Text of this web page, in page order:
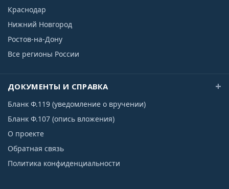
Краснодар
Нижний Новгород
Ростов-на-Дону
Все регионы России
ДОКУМЕНТЫ И СПРАВКА
Бланк Ф.119 (уведомление о вручении)
Бланк Ф.107 (опись вложения)
О проекте
Обратная связь
Политика конфиденциальности